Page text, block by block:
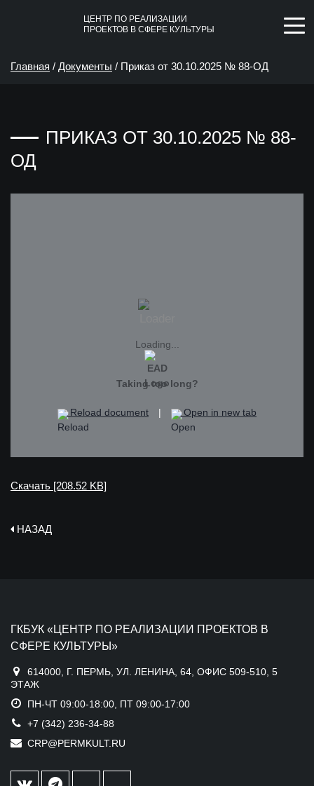
ЦЕНТР ПО РЕАЛИЗАЦИИ
ПРОЕКТОВ В СФЕРЕ КУЛЬТУРЫ
Главная / Документы / Приказ от 30.10.2025 № 88-ОД
ПРИКАЗ ОТ 30.10.2025 № 88-
ОД
Loading...
Taking too long?
Reload document | Open in new tab
Скачать [208.52 KB]
НАЗАД
ГКБУК «ЦЕНТР ПО РЕАЛИЗАЦИИ ПРОЕКТОВ В
СФЕРЕ КУЛЬТУРЫ»
614000, Г. ПЕРМЬ, УЛ. ЛЕНИНА, 64, ОФИС 509-510, 5
ЭТАЖ
ПН-ЧТ 09:00-18:00, ПТ 09:00-17:00
+7 (342) 236-34-88
CRP@PERMKULT.RU